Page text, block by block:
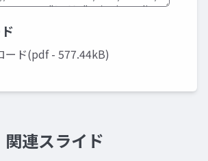
ード(pdf - 577.44kB)
関連スライド